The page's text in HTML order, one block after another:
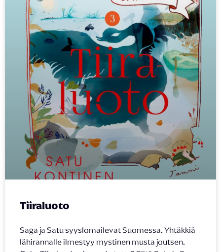
Tiiraluoto
Saga ja Satu syyslomailevat Suomessa. Yhtäkkiä
lähirannalle ilmestyy mystinen musta joutsen.